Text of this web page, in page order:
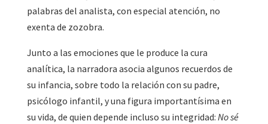
palabras del analista, con especial atención, no
exenta de zozobra.
Junto a las emociones que le produce la cura
analítica, la narradora asocia algunos recuerdos de
su infancia, sobre todo la relación con su padre,
psicólogo infantil, y una figura importantísima en
su vida, de quien depende incluso su integridad: No sé